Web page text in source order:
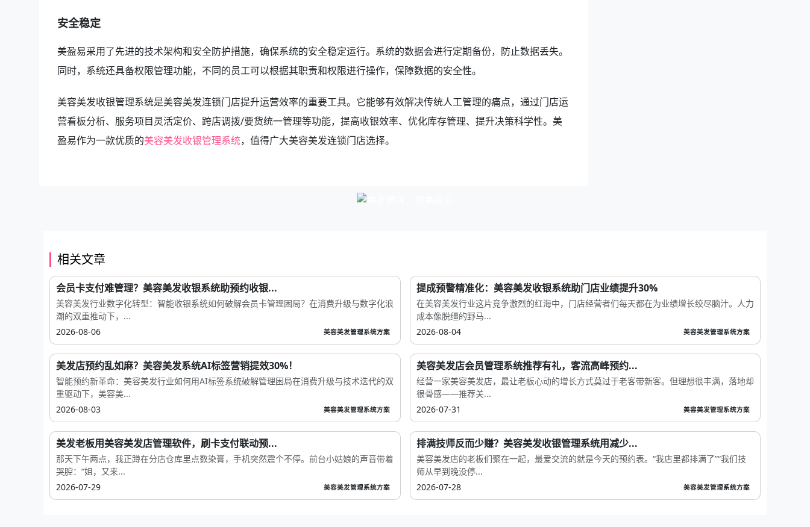
安全稳定
美盈易采用了先进的技术架构和安全防护措施，确保系统的安全稳定运行。系统的数据会进行定期备份，防止数据丢失。
同时，系统还具备权限管理功能，不同的员工可以根据其职责和权限进行操作，保障数据的安全性。
美容美发收银管理系统是美容美发连锁门店提升运营效率的重要工具。它能够有效解决传统人工管理的痛点，通过门店运
营看板分析、服务项目灵活定价、跨店调拨/要货统一管理等功能，提高收银效率、优化库存管理、提升决策科学性。美
盈易作为一款优质的美容美发收银管理系统，值得广大美容美发连锁门店选择。
相关文章
会员卡支付难管理？美容美发收银系统助预约收银...
美容美发行业数字化转型：智能收银系统如何破解会员卡管理困局？在消费升级与数字化浪
潮的双重推动下，...
2026-08-06
美容美发管理系统方案
提成预警精准化：美容美发收银系统助门店业绩提升30%
在美容美发行业这片竞争激烈的红海中，门店经营者们每天都在为业绩增长绞尽脑汁。人力
成本像脱缰的野马...
2026-08-04
美容美发管理系统方案
美发店预约乱如麻？美容美发系统AI标签营销提效30%！
智能预约新革命：美容美发行业如何用AI标签系统破解管理困局在消费升级与技术迭代的双
重驱动下，美容美...
2026-08-03
美容美发管理系统方案
美容美发店会员管理系统推荐有礼，客流高峰预约...
经营一家美容美发店，最让老板心动的增长方式莫过于老客带新客。但理想很丰满，落地却
很骨感——推荐关...
2026-07-31
美容美发管理系统方案
美发老板用美容美发店管理软件，刷卡支付联动预...
那天下午两点，我正蹲在分店仓库里点数染膏，手机突然震个不停。前台小姑娘的声音带着
哭腔：“姐，又来...
2026-07-29
美容美发管理系统方案
排满技师反而少赚？美容美发收银管理系统用减少...
美容美发店的老板们聚在一起，最爱交流的就是今天的预约表。“我店里都排满了”“我们技
师从早到晚没停...
2026-07-28
美容美发管理系统方案